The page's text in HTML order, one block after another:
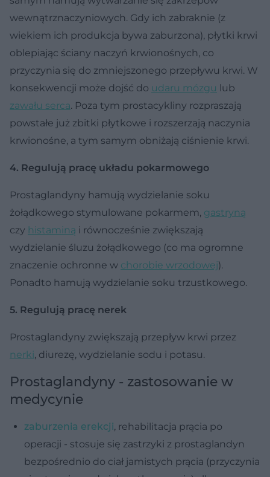
wewnątrznaczyniowych. Gdy ich zabraknie (z
wiekiem ich produkcja bywa zaburzona), płytki krwi
oblepiając ściany naczyń krwionośnych, co
przyczynia się do zmniejszonego przepływu krwi. W
konsekwencji może dojść do udaru mózgu lub
zawału serca. Poza tym prostacykliny rozpraszają
powstałe już zbitki płytkowe i rozszerzają naczynia
krwionośne, a tym samym obniżają ciśnienie krwi.
4. Regulują pracę układu pokarmowego
Prostaglandyny hamują wydzielanie soku
żołądkowego stymulowane pokarmem, gastryną
czy histaminą i równocześnie zwiększają
wydzielanie śluzu żołądkowego (co ma ogromne
znaczenie ochronne w chorobie wrzodowej).
Ponadto hamują wydzielanie soku trzustkowego.
5. Regulują pracę nerek
Prostaglandyny zwiększają przepływ krwi przez
nerki, diurezę, wydzielanie sodu i potasu.
Prostaglandyny - zastosowanie w
medycynie
zaburzenia erekcji, rehabilitacja prącia po
operacji - stosuje się zastrzyki z prostaglandyn
bezpośrednio do ciał jamistych prącia (przyczynia